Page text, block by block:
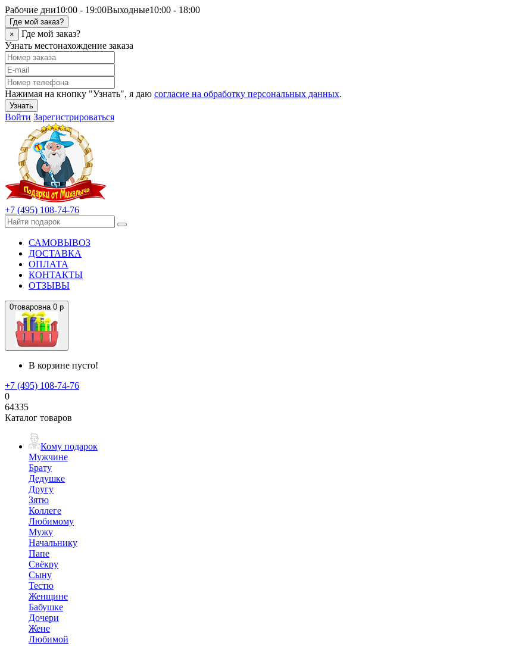
Рабочие дни10:00 - 19:00Выходные10:00 - 18:00
Где мой заказ?
×
Где мой заказ?
Узнать местонахождение заказа
Нажимая на кнопку "Узнать", я даю согласие на обработку персональных данных.
Узнать
Войти Зарегистрироваться
+7 (495) 108-74-76
САМОВЫВОЗ
ДОСТАВКА
ОПЛАТА
КОНТАКТЫ
ОТЗЫВЫ
0товаровна 0 р
В корзине пусто!
+7 (495) 108-74-76
0
64335
Каталог товаров
Кому подарок
Мужчине
Брату
Дедушке
Другу
Зятю
Коллеге
Любимому
Мужу
Начальнику
Папе
Свёкру
Сыну
Тестю
Женщине
Бабушке
Дочери
Жене
Любимой